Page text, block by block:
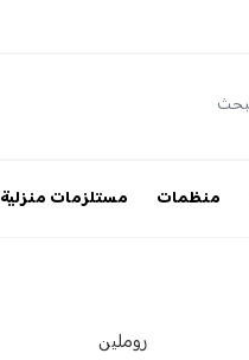
منظمات مستلزمات منزلية
روملين